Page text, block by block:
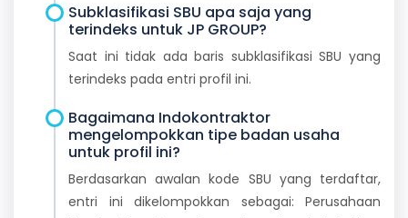
Subklasifikasi SBU apa saja yang
terindeks untuk JP GROUP?
Saat ini tidak ada baris subklasifikasi SBU yang
terindeks pada entri profil ini.
Bagaimana Indokontraktor
mengelompokkan tipe badan usaha
untuk profil ini?
Berdasarkan awalan kode SBU yang terdaftar,
entri ini dikelompokkan sebagai: Perusahaan